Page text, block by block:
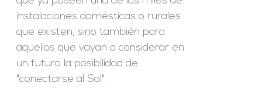
instalaciones domésticas o rurales
que existen, sino también para
aquellos que vayan a considerar en
un futuro la posibilidad de
"conectarse al Sol".